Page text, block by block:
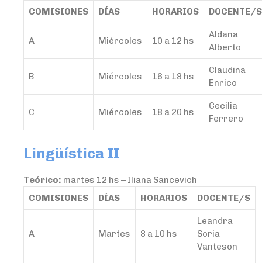
COMISIONES
DÍAS HORARIOS DOCENTE/S
A Miércoles 10 a 12 hs
Aldana
Alberto
B Miércoles 16 a 18 hs
Claudina
Enrico
C Miércoles 18 a 20 hs
Cecilia
Ferrero
Lingüística II
Teórico: martes 12 hs – Iliana Sancevich
COMISIONES
DÍAS HORARIOS DOCENTE/S
A Martes 8 a 10 hs
Leandra
Soria
Vanteson